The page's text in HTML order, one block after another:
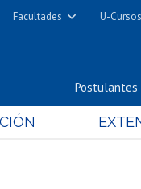
Facultades
Cs. Físicas y
Cs. Químicas y
U-Cursos
Postulantes